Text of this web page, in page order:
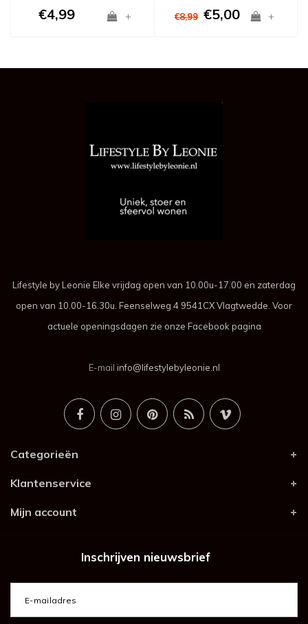
€4,99 + €8,99 €5,00 +
Lifestyle by Leonie Elke vrijdag open van 10.00u-17.00 en zaterdag
open van 10.00-16.30u. Feenselweg 4 9541CX Vlagtwedde. Voor
actuele openingsdagen zie onze Facebook pagina
E-mail info@lifestylebyleonie.nl
Categorieën
Klantenservice
Mijn account
Inschrijven nieuwsbrief